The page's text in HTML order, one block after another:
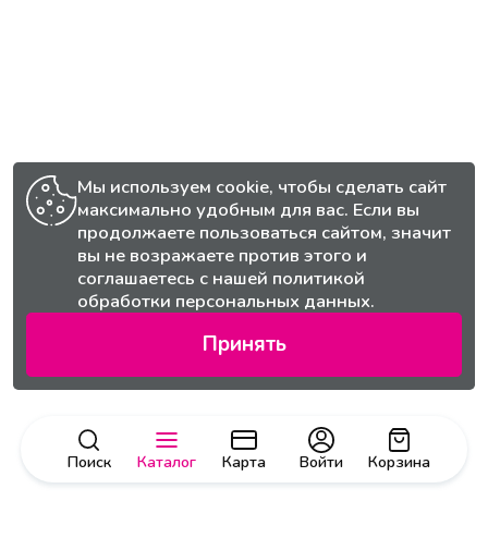
Поиск Каталог Карта Корзина
Войти
Мы используем cookie, чтобы сделать сайт
максимально удобным для вас. Если вы
продолжаете пользоваться сайтом, значит
вы не возражаете против этого и
соглашаетесь с нашей политикой
обработки персональных данных.
Принять